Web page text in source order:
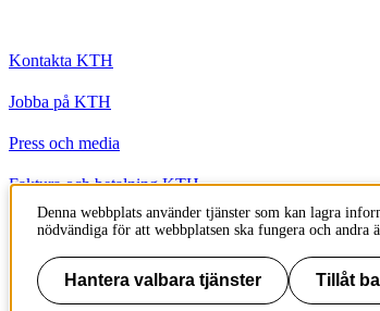
Kontakta KTH
Jobba på KTH
Press och media
Faktura och betalning KTH
Om KTH:s webbplatser
Tillgänglighetsredogörelse
Denna webbplats använder tjänster som kan lagra
nödvändiga för att webbplatsen ska fungera och andra
Hantera valbara tjänster Tillåt